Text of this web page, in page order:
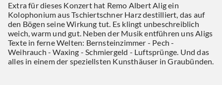
Extra für dieses Konzert hat Remo Albert Alig ein
Kolophonium aus Tschiertschner Harz destilliert, das auf
den Bögen seine Wirkung tut. Es klingt unbeschreiblich
weich, warm und gut. Neben der Musik entführen uns Aligs
Texte in ferne Welten: Bernsteinzimmer - Pech -
Weihrauch - Waxing - Schmiergeld - Luftsprünge. Und das
alles in einem der speziellsten Kunsthäuser in Graubünden.